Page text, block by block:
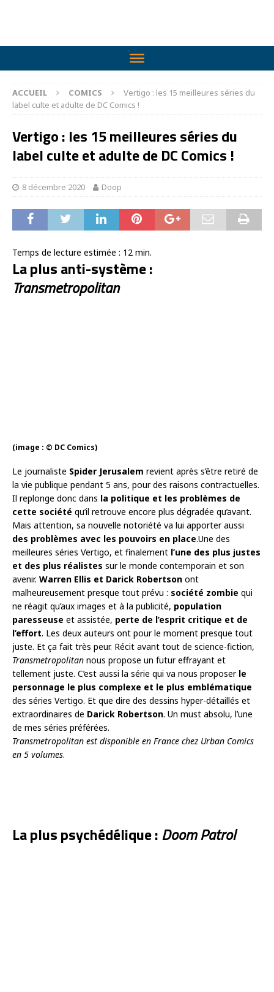
ACCUEIL COMICS
Vertigo : les 15 meilleures séries du
label culte et adulte de DC Comics !
Vertigo : les 15 meilleures séries du
label culte et adulte de DC Comics !
8 décembre 2020 Doop
Temps de lecture estimée : 12 min.
La plus anti-système :
Transmetropolitan
(image : © DC Comics)
Le journaliste Spider Jerusalem revient après s’être retiré de
la vie publique pendant 5 ans, pour des raisons contractuelles.
Il replonge donc dans la politique et les problèmes de
cette société qu’il retrouve encore plus dégradée qu’avant.
Mais attention, sa nouvelle notoriété va lui apporter aussi
des problèmes avec les pouvoirs en place.Une des
meilleures séries Vertigo, et finalement l’une des plus justes
et des plus réalistes sur le monde contemporain et son
avenir. Warren Ellis et Darick Robertson ont
malheureusement presque tout prévu : société zombie qui
ne réagit qu’aux images et à la publicité, population
paresseuse et assistée, perte de l’esprit critique et de
l’effort. Les deux auteurs ont pour le moment presque tout
juste. Et ça fait très peur. Récit avant tout de science-fiction,
Transmetropolitan nous propose un futur effrayant et
tellement juste. C’est aussi la série qui va nous proposer le
personnage le plus complexe et le plus emblématique
des séries Vertigo. Et que dire des dessins hyper-détaillés et
extraordinaires de Darick Robertson. Un must absolu, l’une
de mes séries préférées.
Transmetropolitan est disponible en France chez Urban Comics
en 5 volumes.
La plus psychédélique :Doom Patrol